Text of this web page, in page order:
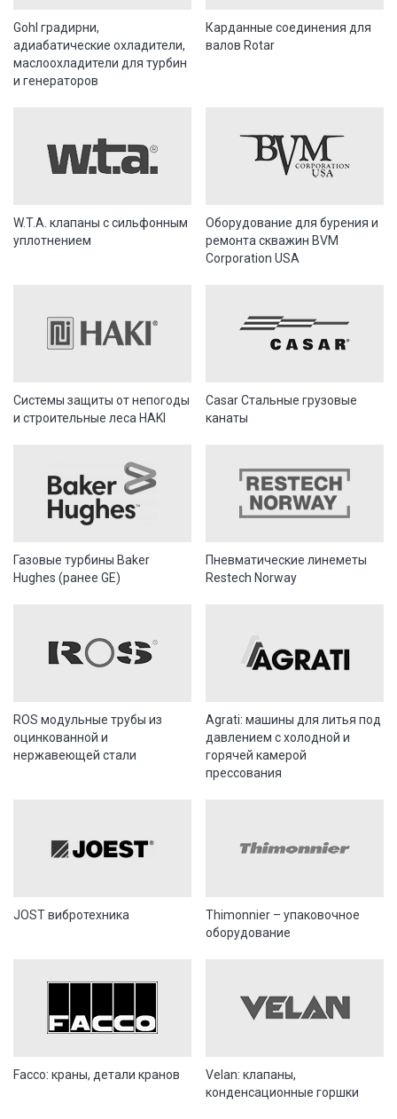
Gohl градирни,
адиабатические охладители,
маслоохладители для турбин
и генераторов
Карданные соединения для
валов Rotar
W.T.A. клапаны с сильфонным
уплотнением
Оборудование для бурения и
ремонта скважин BVM
Corporation USA
Системы защиты от непогоды
и строительные леса HAKI
Casar Стальные грузовые
канаты
Газовые турбины Baker
Hughes (ранее GE)
Пневматические линеметы
Restech Norway
ROS модульные трубы из
оцинкованной и
нержавеющей стали
Agrati: машины для литья под
давлением с холодной и
горячей камерой
прессования
JOST вибротехника
Thimonnier – упаковочное
оборудование
Facco: краны, детали кранов
Velan: клапаны,
конденсационные горшки